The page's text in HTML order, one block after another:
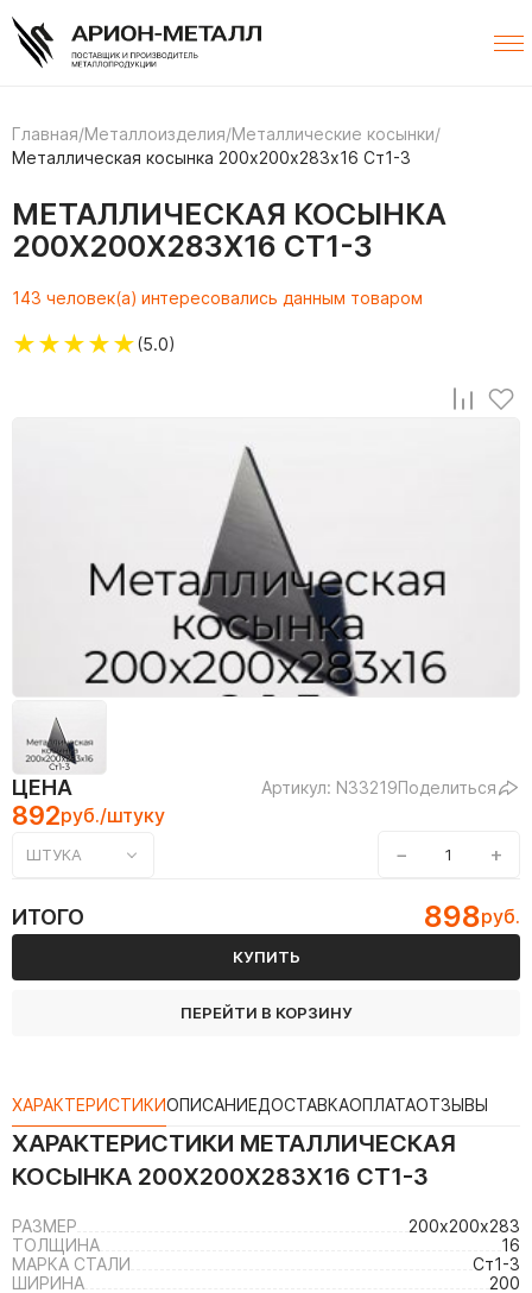
Главная/Металлоизделия/Металлические косынки/
Металлическая косынка 200х200х283х16 Ст1-3
МЕТАЛЛИЧЕСКАЯ КОСЫНКА
200Х200Х283Х16 СТ1-3
143 человек(а) интересовались данным товаром
★★★★★(5.0)
ЦЕНА Артикул: N33219Поделиться
892руб./штуку
ШТУКА − +
ИТОГО 898руб.
КУПИТЬ
ПЕРЕЙТИ В КОРЗИНУ
ХАРАКТЕРИСТИКИОПИСАНИЕДОСТАВКАОПЛАТАОТЗЫВЫ
ХАРАКТЕРИСТИКИ МЕТАЛЛИЧЕСКАЯ
КОСЫНКА 200Х200Х283Х16 СТ1-3
РАЗМЕР
200х200х283
ТОЛЩИНА
16
МАРКА СТАЛИ
Ст1-3
ШИРИНА
200